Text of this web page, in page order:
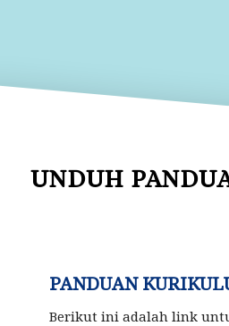
UNDUH
PANDUAN
Berikut ini adalah link